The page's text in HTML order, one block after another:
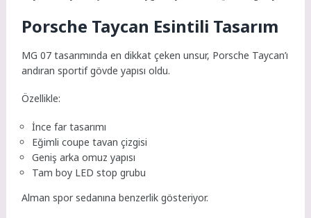
Porsche Taycan Esintili Tasarım
MG 07 tasarımında en dikkat çeken unsur, Porsche Taycan’ı
andıran sportif gövde yapısı oldu.
Özellikle:
İnce far tasarımı
Eğimli coupe tavan çizgisi
Geniş arka omuz yapısı
Tam boy LED stop grubu
Alman spor sedanına benzerlik gösteriyor.